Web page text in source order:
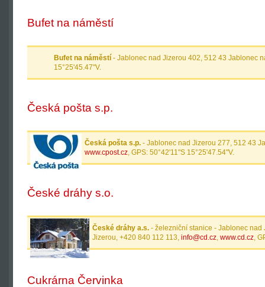
Bufet na náměstí
Bufet na náměstí - Jablonec nad Jizerou 402, 512 43 Jablonec
15°25'45.47"V.
Česká pošta s.p.
Česká pošta s.p. - Jablonec nad Jizerou 277, 512 43
www.cpost.cz, GPS: 50°42'11"S 15°25'47.54"V.
České dráhy s.o.
České dráhy a.s. - železniční stanice - Jablonec
Jizerou, +420 840 112 113, info@cd.cz, www.cd.cz,
Cukrárna Červinka